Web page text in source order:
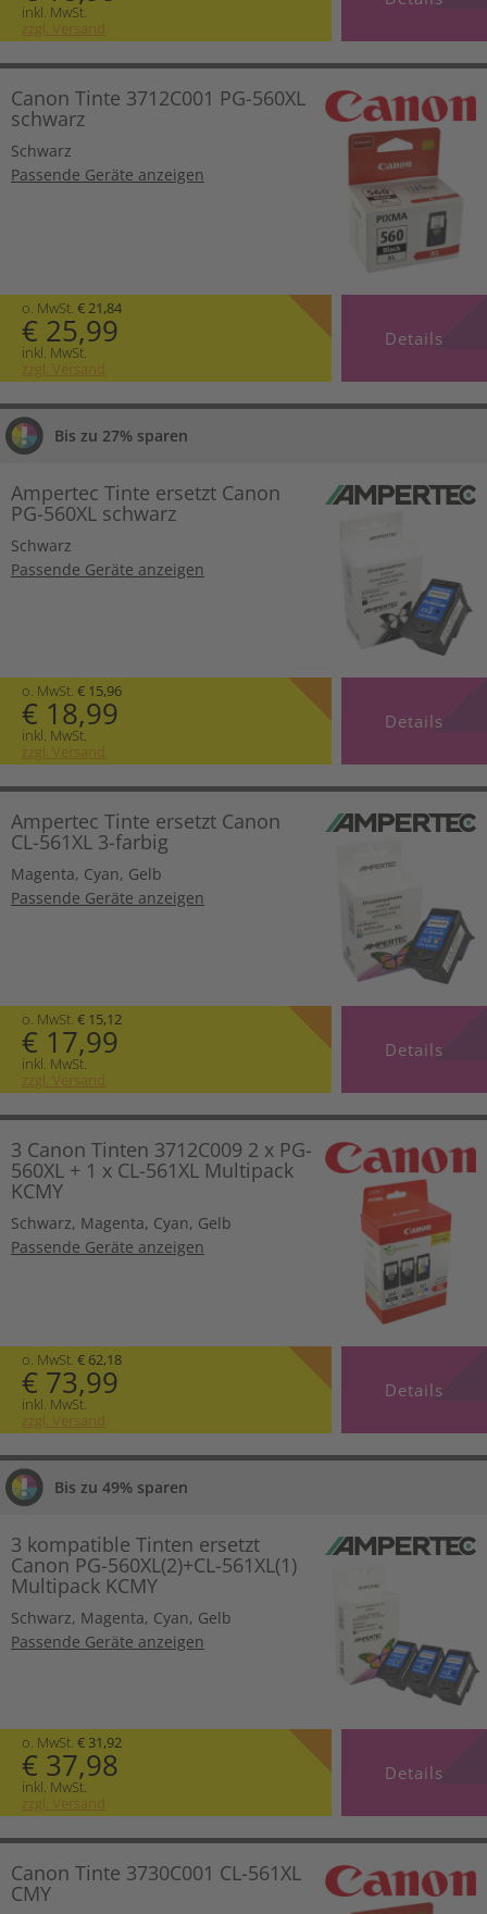
inkl. MwSt.
zzgl. Versand
Canon Tinte 3712C001 PG-560XL
schwarz
Schwarz
Passende Geräte anzeigen
o. MwSt. € 21,84
€ 25,99
inkl. MwSt.
zzgl. Versand
Details
Bis zu 27% sparen
Ampertec Tinte ersetzt Canon
PG-560XL schwarz
Schwarz
Passende Geräte anzeigen
o. MwSt. € 15,96
€ 18,99
inkl. MwSt.
zzgl. Versand
Details
Ampertec Tinte ersetzt Canon
CL-561XL 3-farbig
Magenta, Cyan, Gelb
Passende Geräte anzeigen
o. MwSt. € 15,12
€ 17,99
inkl. MwSt.
zzgl. Versand
Details
3 Canon Tinten 3712C009 2 x PG-
560XL + 1 x CL-561XL Multipack
KCMY
Schwarz, Magenta, Cyan, Gelb
Passende Geräte anzeigen
o. MwSt. € 62,18
€ 73,99
inkl. MwSt.
zzgl. Versand
Details
Bis zu 49% sparen
3 kompatible Tinten ersetzt
Canon PG-560XL(2)+CL-561XL(1)
Multipack KCMY
Schwarz, Magenta, Cyan, Gelb
Passende Geräte anzeigen
o. MwSt. € 31,92
€ 37,98
inkl. MwSt.
zzgl. Versand
Details
Canon Tinte 3730C001 CL-561XL
CMY